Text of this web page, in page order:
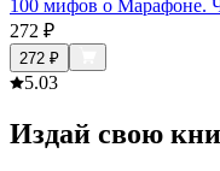
100 мифов о Марафоне.
272 ₽
272 ₽
5.03
Издай свою